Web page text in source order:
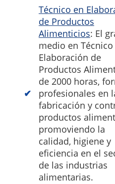
Técnico en
de Productos
Alimenticios: El
medio en Técnico
Elaboración de
Productos
de 2000 horas,
profesionales en
fabricación y
productos
promoviendo la
calidad, higiene y
eficiencia en el
de las industrias
alimentarias.